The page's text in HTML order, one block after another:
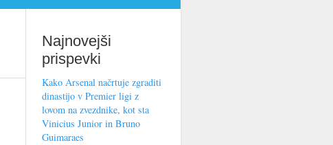
Najnovejši
prispevki
Kako Arsenal načrtuje zgraditi
dinastijo v Premier ligi z
lovom na zvezdnike, kot sta
Vinicius Junior in Bruno
Guimaraes